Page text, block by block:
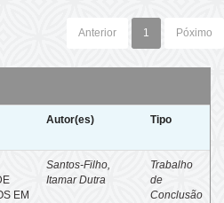
Anterior 1 Póximo
Autor(es) Tipo
EM
Santos-Filho,
Itamar Dutra
Trabalho
de
Conclusão